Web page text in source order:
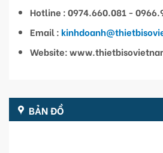
Hotline : 0974.660.081 -
Email :
Website:
BẢN ĐỒ